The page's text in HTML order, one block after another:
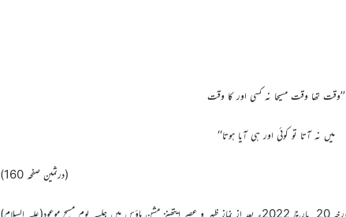
’’وقت تھا وقت مسیحا نہ کسی اور کا وقت
میں نہ آتا تو کوئی اور ہی آیا ہوتا‘‘
(درثمین صفحہ 160)
محض اللہ تعالیٰ کے فضل و کرم سے جماعت احمدیہ یونان کو مورخہ 20؍مارچ 2022ء بعد از نماز ظہر و عصر ایتھنز مشن ہاؤس میں جلسہ یوم مسیح موعود(علیہ السلام)